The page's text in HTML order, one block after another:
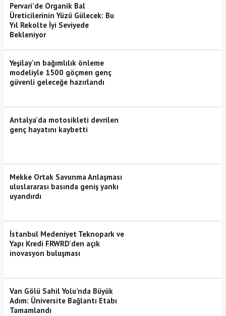
Pervari’de Organik Bal
Üreticilerinin Yüzü Gülecek: Bu
Yıl Rekolte İyi Seviyede
Bekleniyor
Yeşilay'ın bağımlılık önleme
modeliyle 1500 göçmen genç
güvenli geleceğe hazırlandı
Antalya'da motosikleti devrilen
genç hayatını kaybetti
Mekke Ortak Savunma Anlaşması
uluslararası basında geniş yankı
uyandırdı
İstanbul Medeniyet Teknopark ve
Yapı Kredi FRWRD'den açık
inovasyon buluşması
Van Gölü Sahil Yolu’nda Büyük
Adım: Üniversite Bağlantı Etabı
Tamamlandı